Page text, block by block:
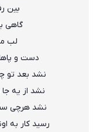
ﺑﻴﻦ
ﮔﺎﻫﻰ
ﻟﺐ
دﺳﺖ و
ﻧﺸﺪ ﺑﻌﺪ ﺗﻮ
ﻧﺸﺪ از ﻳﻪ
ﻧﺸﺪ ﻫﺮﭼﻰ
رﺳﻴﺪ ﻛﺎر ﺑﻪ